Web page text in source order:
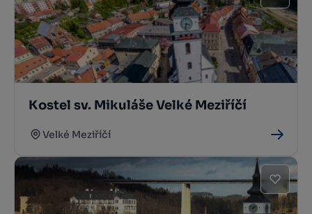
Kostel sv. Mikuláše Velké Meziříčí
Velké Meziříčí